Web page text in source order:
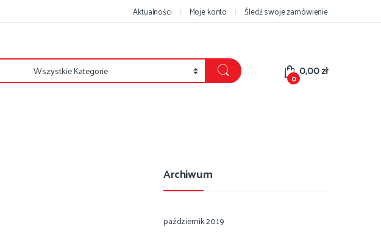
Aktualności Moje konto Śledź swoje zamówienie
0 0,00zł
Archiwum
październik 2019